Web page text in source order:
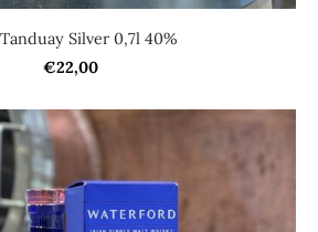
Silver 0,7l 40%
€22,00